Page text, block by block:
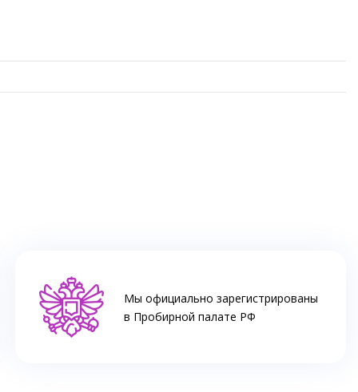
Мы официально зарегистрированы
в Пробирной палате РФ